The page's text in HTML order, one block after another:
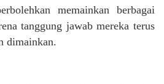
memainkan berbagai
tanggung jawab mereka terus
dimainkan.